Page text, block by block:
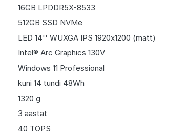
16GB LPDDR5X-8533
512GB SSD NVMe
LED 14'' WUXGA IPS 1920x1200 (matt)
Intel® Arc Graphics 130V
Windows 11 Professional
kuni 14 tundi 48Wh
1320 g
3 aastat
40 TOPS